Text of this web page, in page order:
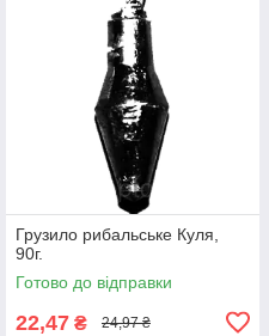
Грузило рибальське Куля,
90г.
Готово до відправки
22,47 ₴ 24,97 ₴